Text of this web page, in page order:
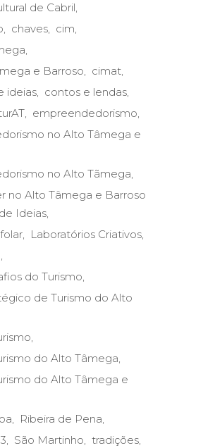
de Cabril
chaves
cim
e Barroso
cimat
ideias
contos e lendas
empreendedorismo
no Alto Tâmega e
no Alto Tãmega
no Alto Tâmega e Barroso
Ideias
folar
Laboratórios Criativos
do Turismo
de Turismo do Alto
do Alto Tâmega
do Alto Tâmega e
Ribeira de Pena
São Martinho
tradições